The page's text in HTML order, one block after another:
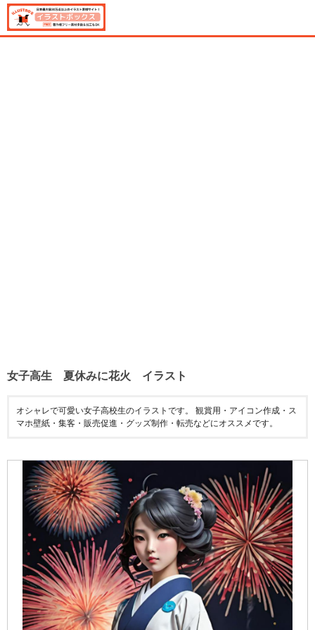
女子高生 夏休みに花火 イラスト
オシャレで可愛い女子高校生のイラストです。 観賞用・アイコン作成・ス
マホ壁紙・集客・販売促進・グッズ制作・転売などにオススメです。